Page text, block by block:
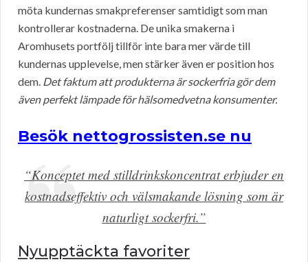
möta kundernas smakpreferenser samtidigt som man
kontrollerar kostnaderna. De unika smakerna i
Aromhusets portfölj tillför inte bara mer värde till
kundernas upplevelse, men stärker även er position hos
dem. Det faktum att produkterna är sockerfria gör dem
även perfekt lämpade för hälsomedvetna konsumenter.
Besök nettogrossisten.se nu
“Konceptet med stilldrinkskoncentrat erbjuder en
kostnadseffektiv och välsmakande lösning som är
naturligt sockerfri.”
Nyupptäckta favoriter